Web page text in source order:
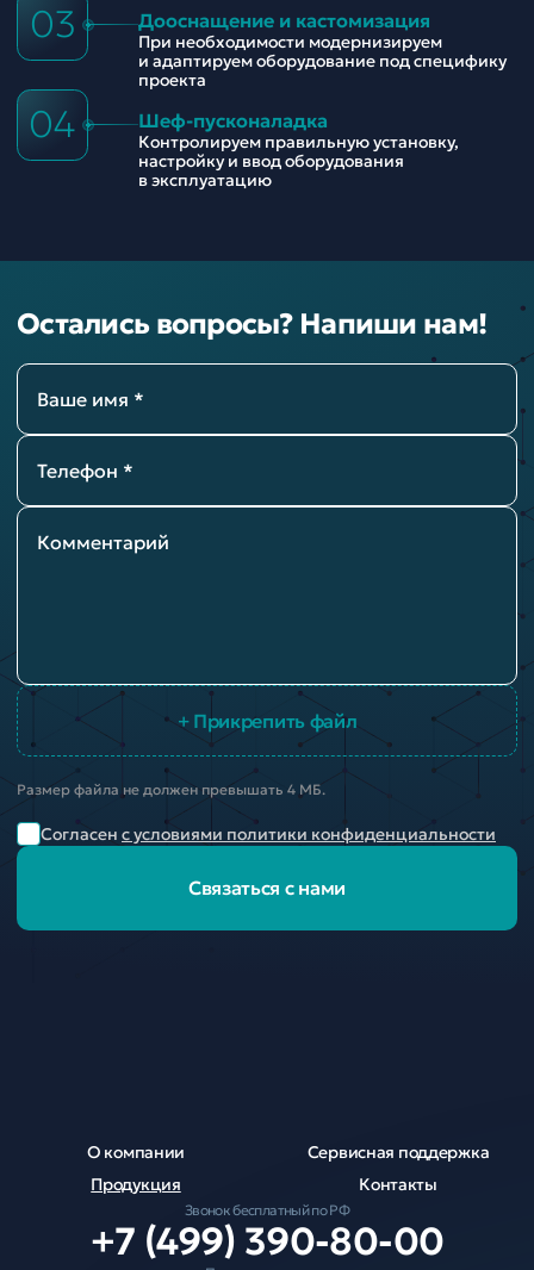
03 Дооснащение и кастомизация
При необходимости модернизируем
и адаптируем оборудование под специфику
проекта
04 Шеф-пусконаладка
Контролируем правильную установку,
настройку и ввод оборудования
в эксплуатацию
Остались вопросы? Напиши нам!
Ваше имя *
Телефон *
Комментарий
+ Прикрепить файл
Размер файла не должен превышать 4 МБ.
Согласен с условиями политики конфиденциальности
Связаться с нами
О компании
Продукция
Сервисная поддержка
Контакты
Звонок бесплатный по РФ
+7 (499) 390-80-00